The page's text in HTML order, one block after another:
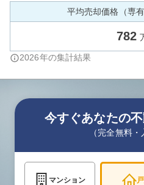
平均売却価格（専
782
2026年の集計結果
今すぐあなたの
（完全無料・
マンション